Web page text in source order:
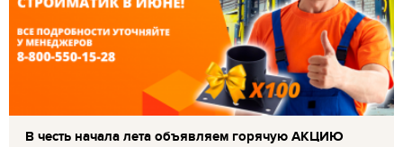
В честь начала лета объявляем горячую АКЦИЮ